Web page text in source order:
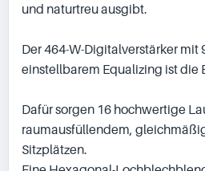
und naturtreu ausgibt.
Der 464-W-Digitalverstärker mit
einstellbarem Equalizing ist die
Dafür sorgen 16 hochwertige
raumausfüllendem,
Sitzplätzen.